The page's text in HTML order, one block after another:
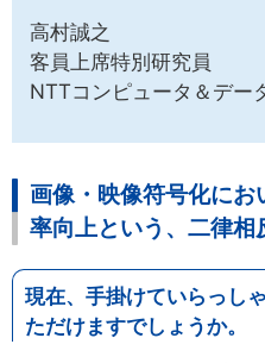
高村誠之
客員上席特別研究員
NTTコンピュータ＆デー
画像・映像符号化に
率向上という、二律
現在、手掛けていらっし
ただけますでしょうか。